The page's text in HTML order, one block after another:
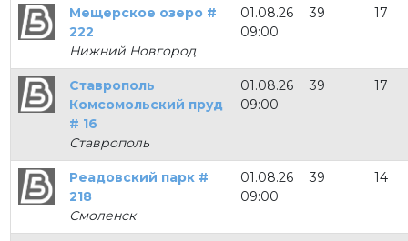
Мещерское озеро #
222
Нижний Новгород
01.08.26
09:00
39 17
Ставрополь
Комсомольский пруд
# 16
Ставрополь
01.08.26
09:00
39 17
Реадовский парк #
218
Смоленск
01.08.26
09:00
39 14